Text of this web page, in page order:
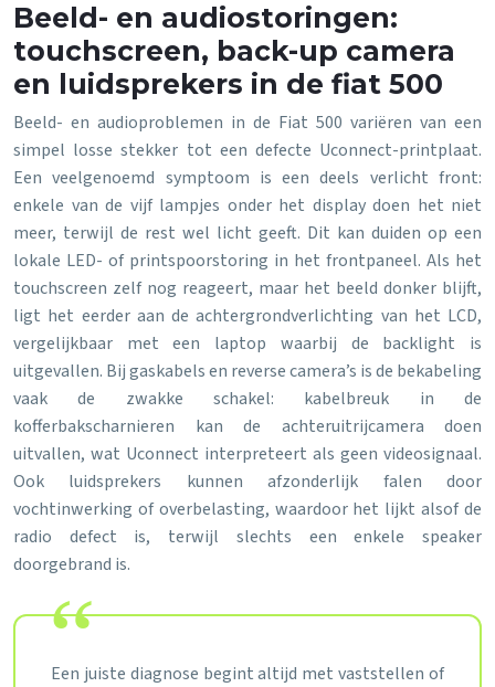
Beeld- en audiostoringen:
touchscreen, back-up camera
en luidsprekers in de fiat 500
Beeld- en audioproblemen in de Fiat 500 variëren van een
simpel losse stekker tot een defecte Uconnect-printplaat.
Een veelgenoemd symptoom is een deels verlicht front:
enkele van de vijf lampjes onder het display doen het niet
meer, terwijl de rest wel licht geeft. Dit kan duiden op een
lokale LED- of printspoorstoring in het frontpaneel. Als het
touchscreen zelf nog reageert, maar het beeld donker blijft,
ligt het eerder aan de achtergrondverlichting van het LCD,
vergelijkbaar met een laptop waarbij de backlight is
uitgevallen. Bij gaskabels en reverse camera’s is de bekabeling
vaak de zwakke schakel: kabelbreuk in de
kofferbakscharnieren kan de achteruitrijcamera doen
uitvallen, wat Uconnect interpreteert als geen videosignaal.
Ook luidsprekers kunnen afzonderlijk falen door
vochtinwerking of overbelasting, waardoor het lijkt alsof de
radio defect is, terwijl slechts een enkele speaker
doorgebrand is.
Een juiste diagnose begint altijd met vaststellen of